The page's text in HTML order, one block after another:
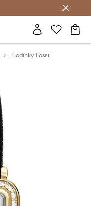
>
Hodinky Fossil